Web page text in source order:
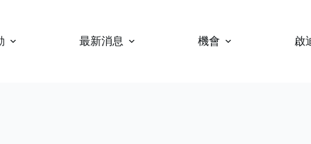
最新消息 機會 啟